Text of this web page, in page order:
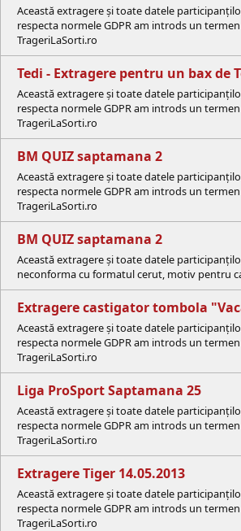
Această extragere și toate datele
respecta normele GDPR am introds un
TrageriLaSorti.ro
Tedi - Extragere pentru un bax de
Această extragere și toate datele
respecta normele GDPR am introds un
TrageriLaSorti.ro
BM QUIZ saptamana 2
Această extragere și toate datele
respecta normele GDPR am introds un
TrageriLaSorti.ro
BM QUIZ saptamana 2
Această extragere și toate datele
neconforma cu formatul cerut, motiv pentru
Extragere castigator tombola
Această extragere și toate datele
respecta normele GDPR am introds un
TrageriLaSorti.ro
Liga ProSport Saptamana 25
Această extragere și toate datele
respecta normele GDPR am introds un
TrageriLaSorti.ro
Extragere Tiger 14.05.2013
Această extragere și toate datele
respecta normele GDPR am introds un
TrageriLaSorti.ro